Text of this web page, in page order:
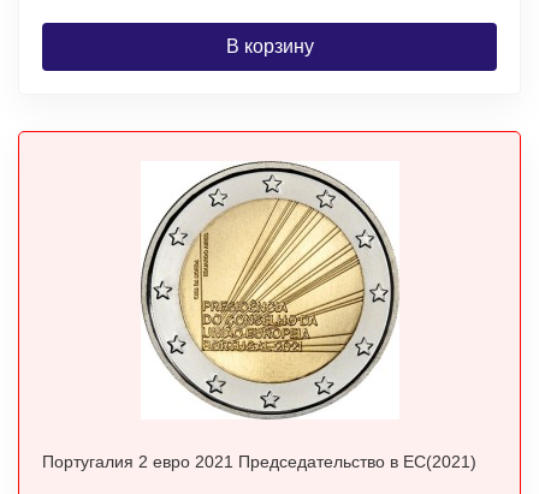
В корзину
Португалия 2 евро 2021 Председательство в ЕС(2021)